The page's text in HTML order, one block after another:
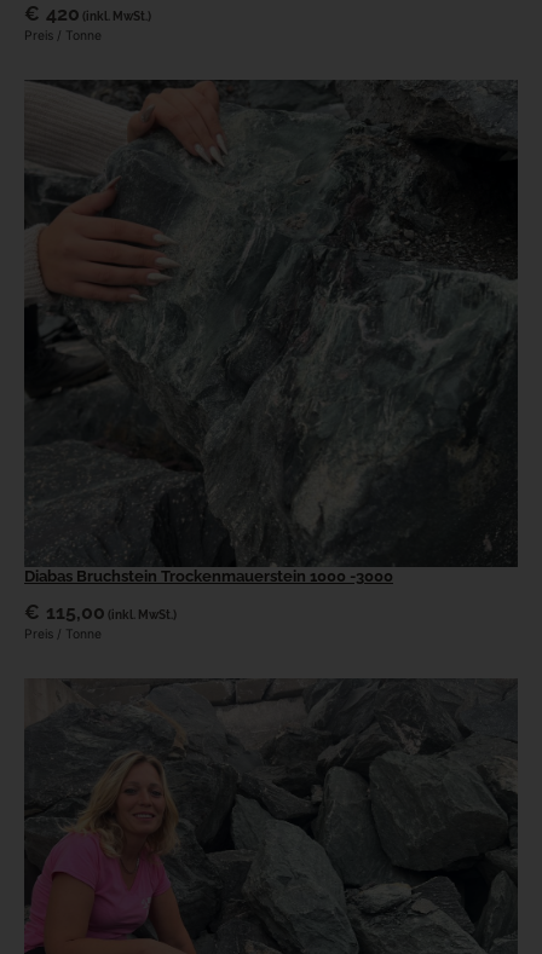
€ 420 (inkl. MwSt.)
Preis / Tonne
Diabas Bruchstein Trockenmauerstein 1000 -3000
€ 115,00 (inkl. MwSt.)
Preis / Tonne